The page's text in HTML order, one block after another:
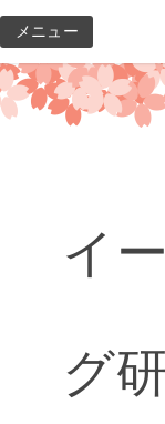
コ
ン
テ
ン
メニュー
イ
グ